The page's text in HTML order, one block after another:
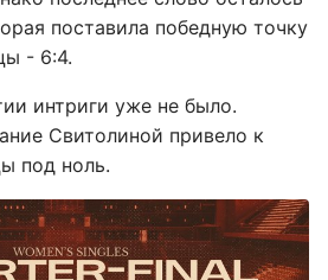
поставила победную точку
- 6:4.
интриги уже не было.
Свитолиной привело к
под ноль.